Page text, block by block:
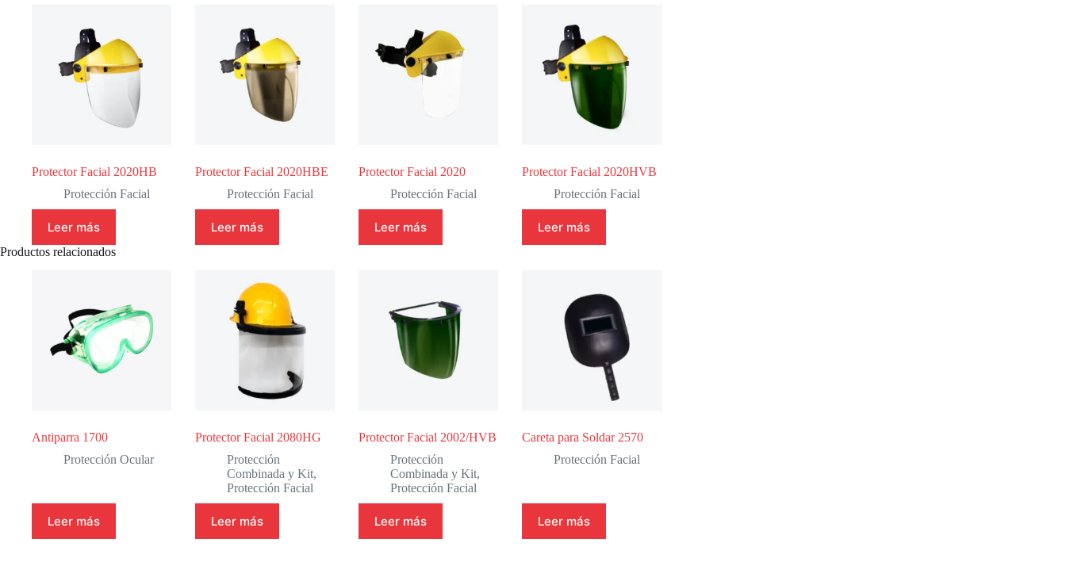
Protector Facial 2020HB
Protección Facial
Leer más
Protector Facial 2020HBE
Protección Facial
Leer más
Protector Facial 2020
Protección Facial
Leer más
Protector Facial 2020HVB
Protección Facial
Leer más
Productos relacionados
Antiparra 1700
Protección Ocular
Leer más
Protector Facial 2080HG
Protección
Combinada y Kit,
Protección Facial
Leer más
Protector Facial 2002/HVB
Protección
Combinada y Kit,
Protección Facial
Leer más
Careta para Soldar 2570
Protección Facial
Leer más